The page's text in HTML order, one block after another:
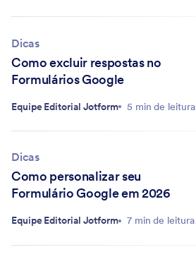
Dicas
Como excluir respostas no
Formulários Google
Equipe Editorial Jotform 5 min de leitura
Dicas
Como personalizar seu
Formulário Google em 2026
Equipe Editorial Jotform 7 min de leitura